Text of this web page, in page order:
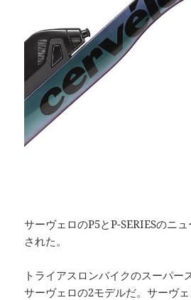
サーヴェロのP5とP-SERIESのニ
された。
トライアスロンバイクのスーパー
サーヴェロの2モデルだ。サーヴェ